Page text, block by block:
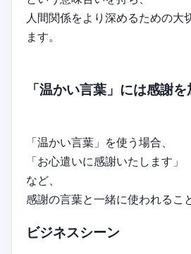
人間関係をより深めるための大
ます。
「温かい言葉」には感謝
「温かい言葉」を使う場合、
「お心遣いに感謝いたします」
など、
感謝の言葉と一緒に使われるこ
ビジネスシーン